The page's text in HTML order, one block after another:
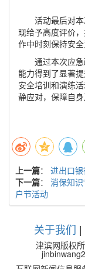
活动最后对
现给予高度评价
作中时刻保持安全
通过本次应
能力得到了显著
安全培训和演练
静应对，保障自身
上一篇： 进出口
下一篇： 消保知
户节活动
关于我们 |
津滨网版权